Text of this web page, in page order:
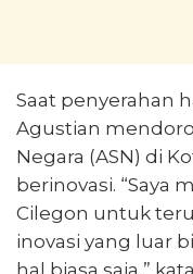
Saat penyerahan
Agustian
Negara (ASN) di
berinovasi. “Saya
Cilegon untuk
inovasi yang luar
hal biasa saja,”